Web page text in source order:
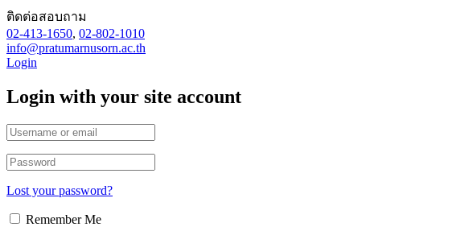
ติดต่อสอบถาม
02-413-1650, 02-802-1010
info@pratumarnusorn.ac.th
Login
Login with your site account
Lost your password?
Remember Me